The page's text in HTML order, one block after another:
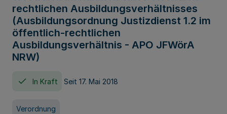
rechtlichen Ausbildungsverhältnisses
(Ausbildungsordnung Justizdienst 1.2 im
öffentlich-rechtlichen
Ausbildungsverhältnis - APO JFWörA
NRW)
In Kraft Seit 17. Mai 2018
Verordnung